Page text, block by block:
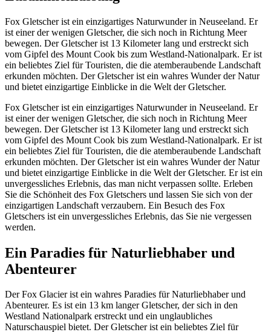
Fox Gletscher ist ein einzigartiges Naturwunder in Neuseeland. Er
ist einer der wenigen Gletscher, die sich noch in Richtung Meer
bewegen. Der Gletscher ist 13 Kilometer lang und erstreckt sich
vom Gipfel des Mount Cook bis zum Westland-Nationalpark. Er ist
ein beliebtes Ziel für Touristen, die die atemberaubende Landschaft
erkunden möchten. Der Gletscher ist ein wahres Wunder der Natur
und bietet einzigartige Einblicke in die Welt der Gletscher.
Fox Gletscher ist ein einzigartiges Naturwunder in Neuseeland. Er
ist einer der wenigen Gletscher, die sich noch in Richtung Meer
bewegen. Der Gletscher ist 13 Kilometer lang und erstreckt sich
vom Gipfel des Mount Cook bis zum Westland-Nationalpark. Er ist
ein beliebtes Ziel für Touristen, die die atemberaubende Landschaft
erkunden möchten. Der Gletscher ist ein wahres Wunder der Natur
und bietet einzigartige Einblicke in die Welt der Gletscher. Er ist ein
unvergessliches Erlebnis, das man nicht verpassen sollte. Erleben
Sie die Schönheit des Fox Gletschers und lassen Sie sich von der
einzigartigen Landschaft verzaubern. Ein Besuch des Fox
Gletschers ist ein unvergessliches Erlebnis, das Sie nie vergessen
werden.
Ein Paradies für Naturliebhaber und
Abenteurer
Der Fox Glacier ist ein wahres Paradies für Naturliebhaber und
Abenteurer. Es ist ein 13 km langer Gletscher, der sich in den
Westland Nationalpark erstreckt und ein unglaubliches
Naturschauspiel bietet. Der Gletscher ist ein beliebtes Ziel für